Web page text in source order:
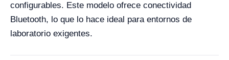
configurables. Este modelo ofrece conectividad
Bluetooth, lo que lo hace ideal para entornos de
laboratorio exigentes.